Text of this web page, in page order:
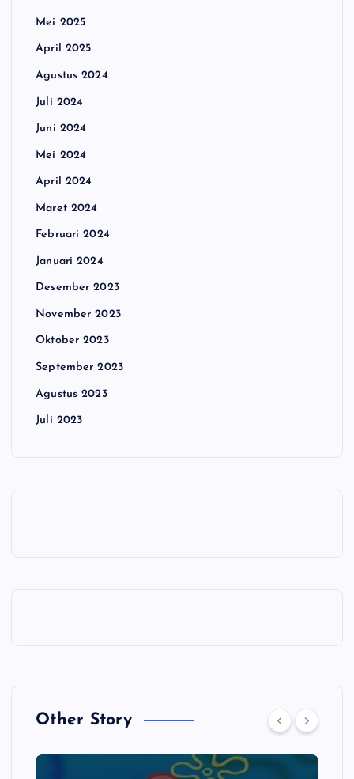
Mei 2025
April 2025
Agustus 2024
Juli 2024
Juni 2024
Mei 2024
April 2024
Maret 2024
Februari 2024
Januari 2024
Desember 2023
November 2023
Oktober 2023
September 2023
Agustus 2023
Juli 2023
Other Story